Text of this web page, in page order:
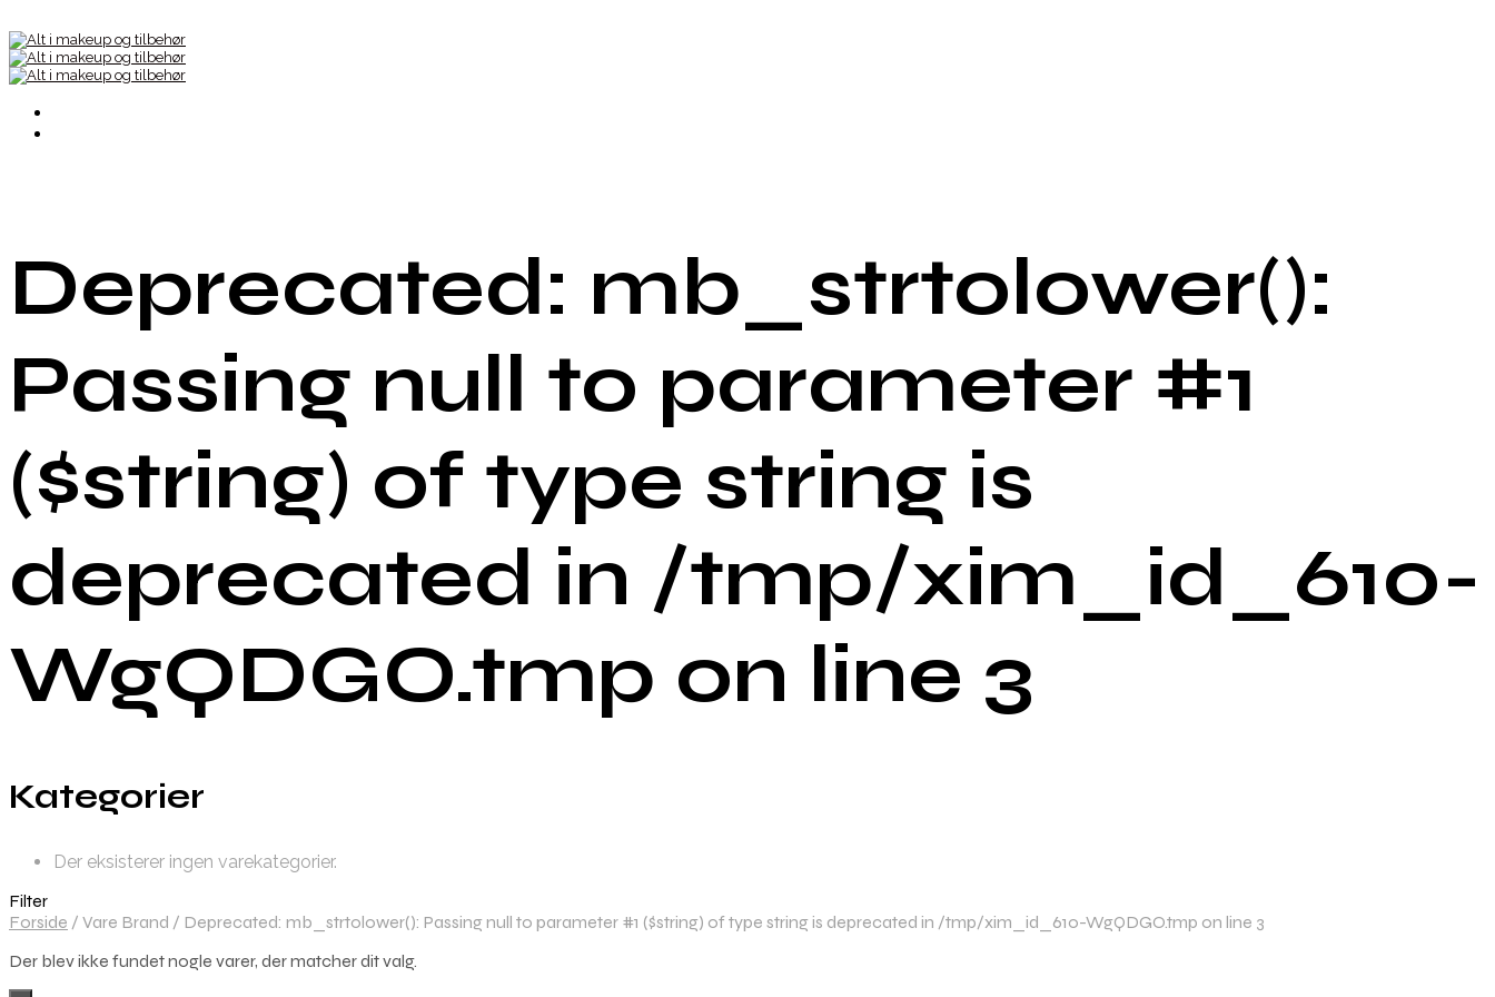
Deprecated: mb_strtolower():
Passing null to parameter #1
($string) of type string is
deprecated in /tmp/xim_id_610-
WgQDGO.tmp on line 3
Kategorier
Der eksisterer ingen varekategorier.
Filter
Forside / Vare Brand / Deprecated: mb_strtolower(): Passing null to parameter #1 ($string) of type string is deprecated in /tmp/xim_id_610-WgQDGO.tmp on line 3
Der blev ikke fundet nogle varer, der matcher dit valg.